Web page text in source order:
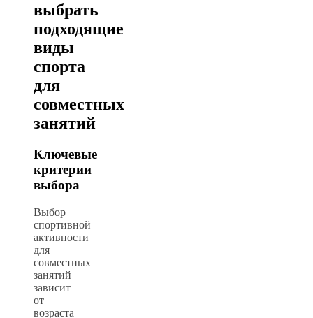
выбрать
подходящие
виды
спорта
для
совместных
занятий
Ключевые
критерии
выбора
Выбор
спортивной
активности
для
совместных
занятий
зависит
от
возраста